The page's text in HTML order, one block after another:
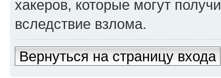
хакеров, которые могут
вследствие взлома.
Вернуться на страницу входа